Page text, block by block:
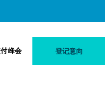
峰会 登记意向